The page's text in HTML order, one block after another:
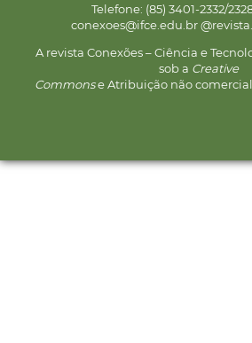
Telefone: (85) 3401-2332/
conexoes@ifce.edu.br
A revista Conexões – Ciência e
sob a Creative
Commonse Atribuição não comercial